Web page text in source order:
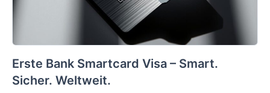
Erste Bank Smartcard Visa – Smart.
Sicher. Weltweit.